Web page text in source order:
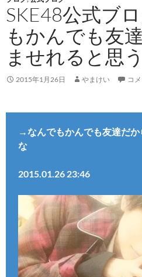
SKE48公式ブ
もかんでも友
ませれると思
2015年1月26日 やまけい コ
→なんでもかんでも友達だ
な
2015.01.26 23:46